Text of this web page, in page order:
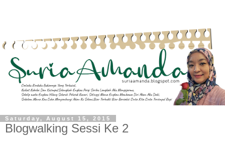
Saturday, August 15, 2015
Blogwalking Sessi Ke 2